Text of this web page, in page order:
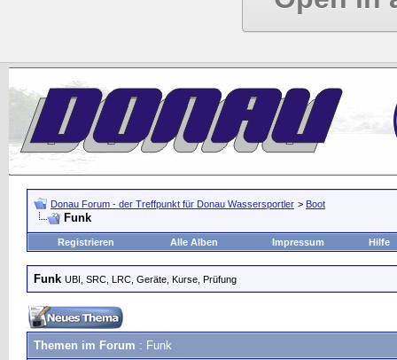
Donau Forum - der Treffpunkt für Donau Wassersportler > Boot
Funk
Registrieren Alle Alben Impressum Hilfe
Funk UBI, SRC, LRC, Geräte, Kurse, Prüfung
Themen im Forum : Funk